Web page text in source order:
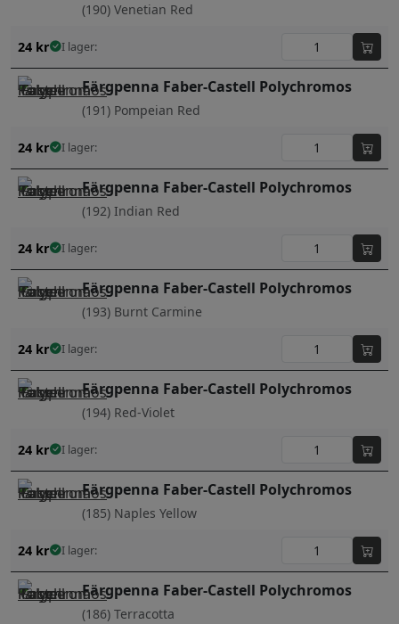
(190) Venetian Red
24 kr I lager:
Färgpenna Faber-Castell Polychromos
(191) Pompeian Red
24 kr I lager:
Färgpenna Faber-Castell Polychromos
(192) Indian Red
24 kr I lager:
Färgpenna Faber-Castell Polychromos
(193) Burnt Carmine
24 kr I lager:
Färgpenna Faber-Castell Polychromos
(194) Red-Violet
24 kr I lager:
Färgpenna Faber-Castell Polychromos
(185) Naples Yellow
24 kr I lager:
Färgpenna Faber-Castell Polychromos
(186) Terracotta